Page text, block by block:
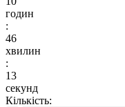
годин
:
46
хвилин
:
13
секунд
Кількість: